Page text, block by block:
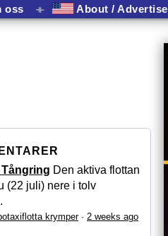
oss ⟛ About / Advertise
Den aktiva flottan
(22 juli) nere i tolv
krymper· 2 weeks ago